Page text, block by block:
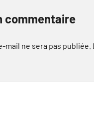
commentaire
mail ne sera pas publiée.